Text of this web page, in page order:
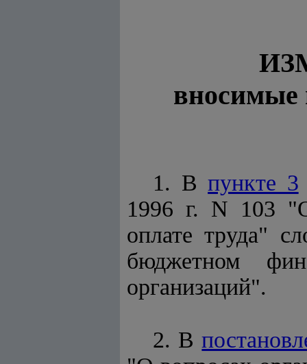
вносимые
1. Впункте 3
1996 г. N 103
оплате труда"
бюджетном
организаций".
2. В